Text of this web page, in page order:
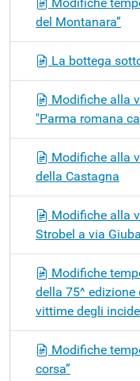
del Montanara”
La bottega
Modifiche alla
"Parma romana
Modifiche alla
della Castagna
Modifiche alla
Strobel a via
Modifiche
della 75^ edizione
vittime degli
Modifiche
corsa”